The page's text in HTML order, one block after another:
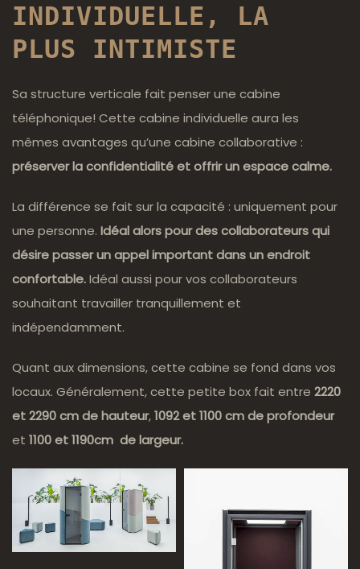
INDIVIDUELLE, LA
PLUS INTIMISTE
Sa structure verticale fait penser une cabine
téléphonique! Cette cabine individuelle aura les
mêmes avantages qu’une cabine collaborative :
préserver la confidentialité et offrir un espace calme.
La différence se fait sur la capacité : uniquement pour
une personne. Idéal alors pour des collaborateurs qui
désire passer un appel important dans un endroit
confortable.Idéal aussi pour vos collaborateurs
souhaitant travailler tranquillement et
indépendamment.
Quant aux dimensions, cette cabine se fond dans vos
locaux. Généralement, cette petite box fait entre 2220
et 2290 cm de hauteur,1092 et 1100 cm de profondeur
et 1100 et 1190cm de largeur.